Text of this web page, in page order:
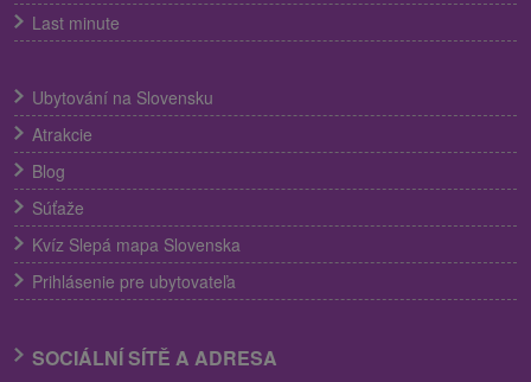
Last minute
Ubytování na Slovensku
Atrakcie
Blog
Súťaže
Kvíz Slepá mapa Slovenska
Prihlásenie pre ubytovateľa
SOCIÁLNÍ SÍTĚ A ADRESA